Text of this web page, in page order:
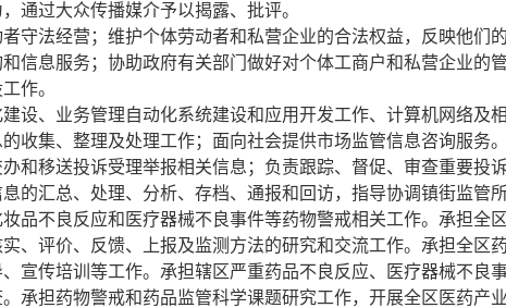
通过大众传播媒介予以揭露、批评。
守法经营；维护个体劳动者和私营企业的合法权益，反映他们
信息服务；协助政府有关部门做好对个体工商户和私营企业的
作。
设、业务管理自动化系统建设和应用开发工作、计算机网络
收集、整理及处理工作；面向社会提供市场监管信息咨询服务。
和移送投诉受理举报相关信息；负责跟踪、督促、审查重要投
的汇总、处理、分析、存档、通报和回访，指导协调镇街监管
品不良反应和医疗器械不良事件等药物警戒相关工作。承担全
、评价、反馈、上报及监测方法的研究和交流工作。承担全
宣传培训等工作。承担辖区严重药品不良反应、医疗器械不良
承担药物警戒和药品监管科学课题研究工作，开展全区医药产